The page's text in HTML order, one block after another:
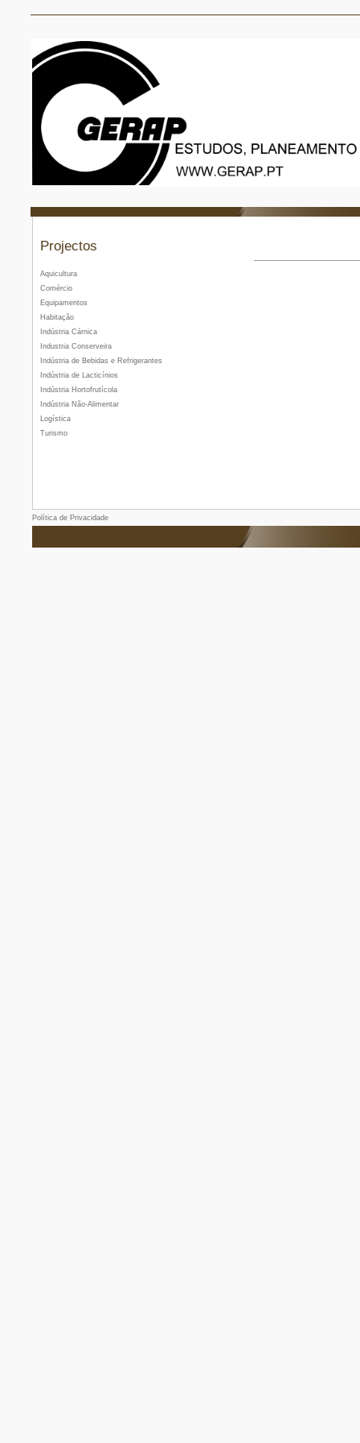
Projectos
Aquicultura
Comércio
Equipamentos
Habitação
Indústria Cárnica
Industria Conserveira
Indústria de Bebidas e Refrigerantes
Indústria de Lacticínios
Indústria Hortofrutícola
Indústria Não-Alimentar
Logística
Turismo
Política de Privacidade